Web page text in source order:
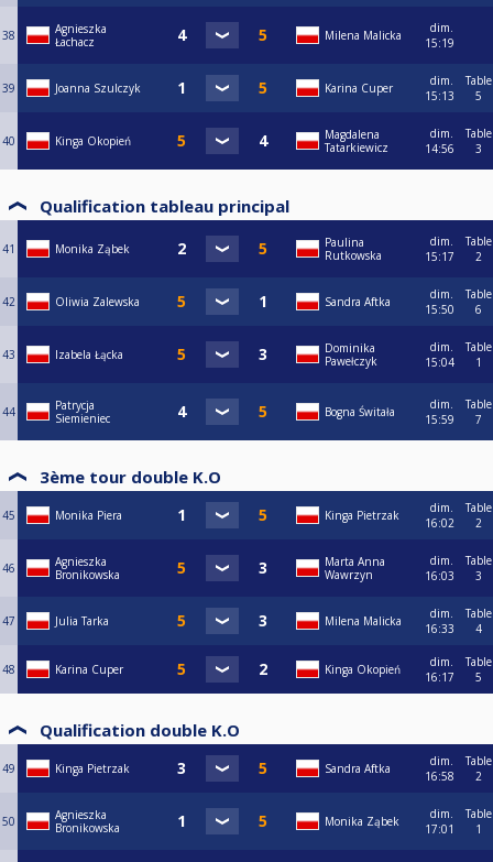
38
Agnieszka
Łachacz
Milena Malicka
dim.
15:19
39 Joanna Szulczyk Karina Cuper
dim.
15:13
Table
5
40 Kinga Okopień
Magdalena
Tatarkiewicz
dim.
14:56
Table
3
Qualification tableau principal
41 Monika Ząbek
Paulina
Rutkowska
dim.
15:17
Table
2
42 Oliwia Zalewska Sandra Aftka
dim.
15:50
Table
6
43 Izabela Łącka
Dominika
Pawełczyk
dim.
15:04
Table
1
44
Patrycja
Siemieniec
Bogna Świtała
dim.
15:59
Table
7
3ème tour double K.O
45 Monika Piera Kinga Pietrzak
dim.
16:02
Table
2
46
Agnieszka
Bronikowska
Marta Anna
Wawrzyn
dim.
16:03
Table
3
47 Julia Tarka Milena Malicka
dim.
16:33
Table
4
48 Karina Cuper Kinga Okopień
dim.
16:17
Table
5
Qualification double K.O
49 Kinga Pietrzak Sandra Aftka
dim.
16:58
Table
2
50
Agnieszka
Bronikowska
Monika Ząbek
dim.
17:01
Table
1